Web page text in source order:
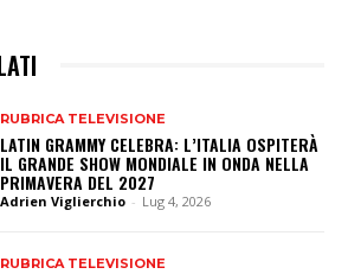
RUBRICA TELEVISIONE
LATIN GRAMMY CELEBRA: L’ITALIA OSPITERÀ
IL GRANDE SHOW MONDIALE IN ONDA NELLA
PRIMAVERA DEL 2027
Adrien Viglierchio - Lug 4, 2026
RUBRICA TELEVISIONE